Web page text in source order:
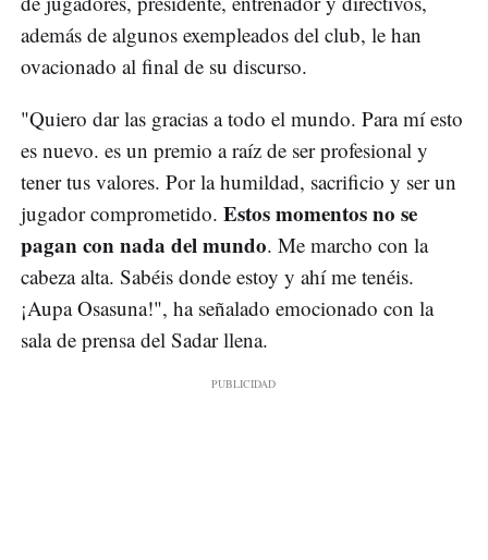
además de algunos exempleados del club, le han
ovacionado al final de su discurso.
"Quiero dar las gracias a todo el mundo. Para mí esto
es nuevo. es un premio a raíz de ser profesional y
tener tus valores. Por la humildad, sacrificio y ser un
jugador comprometido. Estos momentos no se
pagan con nada del mundo. Me marcho con la
cabeza alta. Sabéis donde estoy y ahí me tenéis.
¡Aupa Osasuna!", ha señalado emocionado con la
sala de prensa del Sadar llena.